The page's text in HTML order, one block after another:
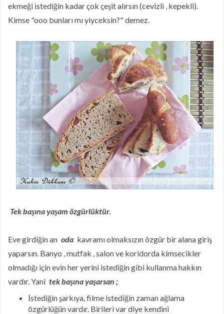
ekmeği istediğin kadar çok çeşit alırsın (cevizli , kepekli).
Kimse "ooo bunları mı yiyceksin?" demez.
Tek başına yaşam özgürlüktür.
Eve girdiğin an oda kavramı olmaksızın özgür bir alana giriş
yaparsın. Banyo , mutfak , salon ve koridorda kimsecikler
olmadığı için evin her yerini istediğin gibi kullanma hakkın
vardır. Yani tek başına yaşarsan ;
İstediğin şarkıya, filme istediğin zaman ağlama
özgürlüğün vardır. Birileri var diye kendini